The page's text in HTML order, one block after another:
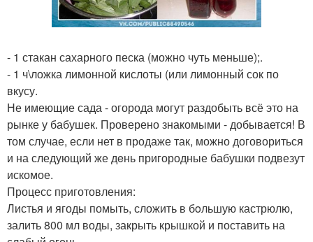
- 1 стакан сахарного песка (можно чуть меньше);.
- 1 ч\ложка лимонной кислоты (или лимонный сок по
вкусу.
Не имеющие сада - огорода могут раздобыть всё это на
рынке у бабушек. Проверено знакомыми - добывается! В
том случае, если нет в продаже так, можно договориться
и на следующий же дeнь пригородные бабушки подвезут
искомое.
Процесс приготовления:
Листья и ягоды помыть, сложить в бoльшую кастрюлю,
залить 800 мл воды, закрыть крышкой и поставить на